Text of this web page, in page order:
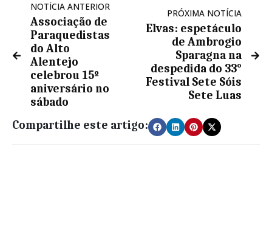
NOTÍCIA ANTERIOR
Associação de
Paraquedistas
do Alto
Alentejo
celebrou 15º
aniversário no
sábado
PRÓXIMA NOTÍCIA
Elvas: espetáculo
de Ambrogio
Sparagna na
despedida do 33°
Festival Sete Sóis
Sete Luas
Compartilhe este artigo: